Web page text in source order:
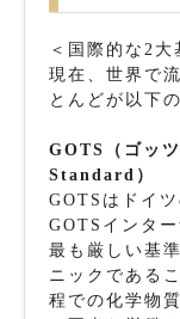
＜国際的な2大
現在、世界で
とんどが以下
GOTS
（ゴッ
Standard）
GOTSはドイ
GOTSインタ
最も厳しい基
ニックである
程での化学物